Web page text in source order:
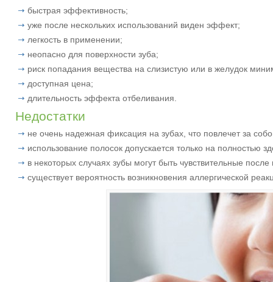
быстрая эффективность;
уже после нескольких использований виден эффект;
легкость в применении;
неопасно для поверхности зуба;
риск попадания вещества на слизистую или в желудок
доступная цена;
длительность эффекта отбеливания.
Недостатки
не очень надежная фиксация на зубах, что повлечет за
использование полосок допускается только на полностью
в некоторых случаях зубы могут быть чувствительные
существует вероятность возникновения аллергической